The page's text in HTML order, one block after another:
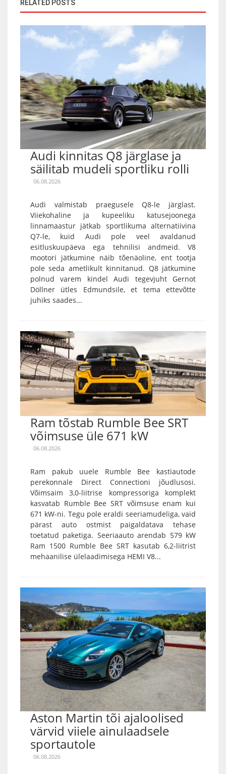
RELATED POSTS
Audi kinnitas Q8 järglase ja
säilitab mudeli sportliku rolli
06.08.2026
Audi valmistab praegusele Q8-le järglast.
Viiekohaline ja kupeeliku katusejoonega
linnamaastur jätkab sportlikuma alternatiivina
Q7-le, kuid Audi pole veel avaldanud
esitluskuupäeva ega tehnilisi andmeid. V8
mootori jätkumine näib tõenäoline, ent tootja
pole seda ametlikult kinnitanud. Q8 jätkumine
polnud varem kindel Audi tegevjuht Gernot
Döllner ütles Edmundsile, et tema ettevõtte
juhiks saades...
Ram tõstab Rumble Bee SRT
võimsuse üle 671 kW
06.08.2026
Ram pakub uuele Rumble Bee kastiautode
perekonnale Direct Connectioni jõudlusosi.
Võimsaim 3,0-liitrise kompressoriga komplekt
kasvatab Rumble Bee SRT võimsuse enam kui
671 kW-ni. Tegu pole eraldi seeriamudeliga, vaid
pärast auto ostmist paigaldatava tehase
toetatud paketiga. Seeriaauto arendab 579 kW
Ram 1500 Rumble Bee SRT kasutab 6,2-liitrist
mehaanilise ülelaadimisega HEMI V8...
Aston Martin tõi ajaloolised
värvid viiele ainulaadsele
sportautole
06.08.2026